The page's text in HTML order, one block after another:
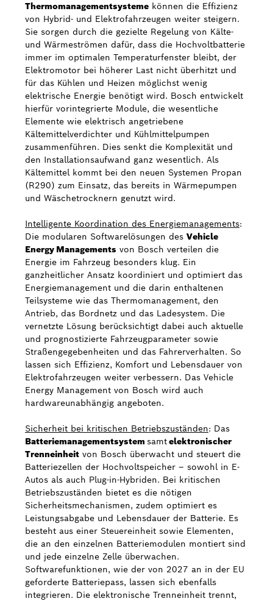
Thermomanagementsysteme können die Effizienz
von Hybrid- und Elektrofahrzeugen weiter steigern.
Sie sorgen durch die gezielte Regelung von Kälte-
und Wärmeströmen dafür, dass die Hochvoltbatterie
immer im optimalen Temperaturfenster bleibt, der
Elektromotor bei höherer Last nicht überhitzt und
für das Kühlen und Heizen möglichst wenig
elektrische Energie benötigt wird. Bosch entwickelt
hierfür vorintegrierte Module, die wesentliche
Elemente wie elektrisch angetriebene
Kältemittelverdichter und Kühlmittelpumpen
zusammenführen. Dies senkt die Komplexität und
den Installationsaufwand ganz wesentlich. Als
Kältemittel kommt bei den neuen Systemen Propan
(R290) zum Einsatz, das bereits in Wärmepumpen
und Wäschetrocknern genutzt wird.
Intelligente Koordination des Energiemanagements:
Die modularen Softwarelösungen des Vehicle
Energy Managements von Bosch verteilen die
Energie im Fahrzeug besonders klug. Ein
ganzheitlicher Ansatz koordiniert und optimiert das
Energiemanagement und die darin enthaltenen
Teilsysteme wie das Thermomanagement, den
Antrieb, das Bordnetz und das Ladesystem. Die
vernetzte Lösung berücksichtigt dabei auch aktuelle
und prognostizierte Fahrzeugparameter sowie
Straßengegebenheiten und das Fahrerverhalten. So
lassen sich Effizienz, Komfort und Lebensdauer von
Elektrofahrzeugen weiter verbessern. Das Vehicle
Energy Management von Bosch wird auch
hardwareunabhängig angeboten.
Sicherheit bei kritischen Betriebszuständen: Das
Batteriemanagementsystem samtelektronischer
Trenneinheit von Bosch überwacht und steuert die
Batteriezellen der Hochvoltspeicher – sowohl in E-
Autos als auch Plug-in-Hybriden. Bei kritischen
Betriebszuständen bietet es die nötigen
Sicherheitsmechanismen, zudem optimiert es
Leistungsabgabe und Lebensdauer der Batterie. Es
besteht aus einer Steuereinheit sowie Elementen,
die an den einzelnen Batteriemodulen montiert sind
und jede einzelne Zelle überwachen.
Softwarefunktionen, wie der von 2027 an in der EU
geforderte Batteriepass, lassen sich ebenfalls
integrieren. Die elektronische Trenneinheit trennt,